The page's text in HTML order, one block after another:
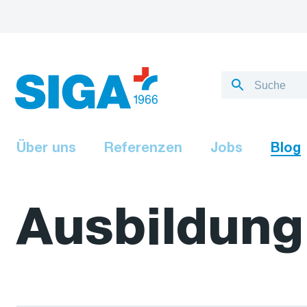
Über uns Referenzen Jobs Blog
Ausbildung